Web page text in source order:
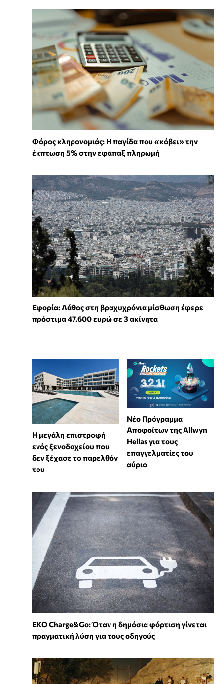
Φόρος κληρονομιάς: Η παγίδα που «κόβει» την
έκπτωση 5% στην εφάπαξ πληρωμή
Εφορία: Λάθος στη βραχυχρόνια μίσθωση έφερε
πρόστιμα 47.600 ευρώ σε 3 ακίνητα
Η μεγάλη επιστροφή
ενός ξενοδοχείου που
δεν ξέχασε το παρελθόν
του
Νέο Πρόγραμμα
Αποφοίτων της Allwyn
Hellas για τους
επαγγελματίες του
αύριο
EKO Charge&Go: Όταν η δημόσια φόρτιση γίνεται
πραγματική λύση για τους οδηγούς